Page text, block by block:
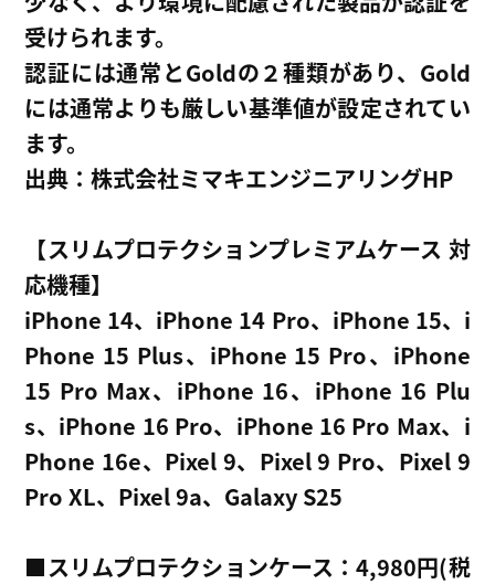
受けられます。
認証には通常とGoldの２種類があり、Gold
には通常よりも厳しい基準値が設定されてい
ます。
出典：株式会社ミマキエンジニアリングHP
【スリムプロテクションプレミアムケース 対
応機種】
iPhone 14、iPhone 14 Pro、iPhone 15、i
Phone 15 Plus、iPhone 15 Pro、iPhone
15 Pro Max、iPhone 16、iPhone 16 Plu
s、iPhone 16 Pro、iPhone 16 Pro Max、i
Phone 16e、Pixel 9、Pixel 9 Pro、Pixel 9
Pro XL、Pixel 9a、Galaxy S25
■スリムプロテクションケース：4,980円(税